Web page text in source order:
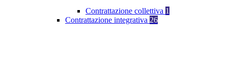
Contrattazione collettiva 1
Contrattazione integrativa 26